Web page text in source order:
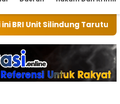
Tarutung Ingatkan